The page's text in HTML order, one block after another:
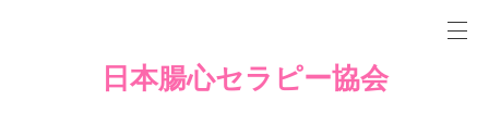
日本腸心セラピー協会